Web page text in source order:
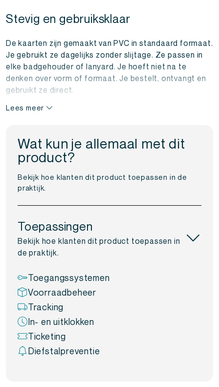
Stevig en gebruiksklaar
De kaarten zijn gemaakt van PVC in standaard formaat.
Je gebruikt ze dagelijks zonder slijtage. Ze passen in
elke badgehouder of lanyard. Je hoeft niet na te
denken over vorm of formaat. Je bestelt, ontvangt en
gebruikt ze direct.
Geen configuratie nodig
De EM4200 kaart is alleen-leesbaar en bevat een
vaste code. Je koppelt die eenvoudig aan je systeem.
Ideaal voor organisaties die kaarten snel en foutloos
willen inzetten. Je hoeft niets in te stellen of te
coderen.
Bestellen bij NFC World
Je bestelt de kaarten per 15 stuks in onze webshop.
Binnen enkele dagen heb je ze op je bureau. Honderden
bedrijven vertrouwen dagelijks op onze RFID
Lees meer
Wat kun je allemaal met dit
product?
Bekijk hoe klanten dit product toepassen in de
praktijk.
Toepassingen
Bekijk hoe klanten dit product toepassen in
de praktijk.
Toegangssystemen
Voorraadbeheer
Tracking
In- en uitklokken
Ticketing
Diefstalpreventie